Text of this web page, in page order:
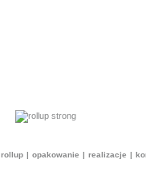
rollup | opakowanie | realizacje |